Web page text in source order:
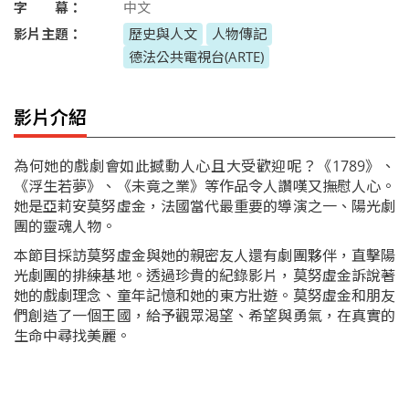
字 幕：
中文
影片主題：
歷史與人文
人物傳記
德法公共電視台(ARTE)
影片介紹
為何她的戲劇會如此撼動人心且大受歡迎呢？《1789》、
《浮生若夢》、《未竟之業》等作品令人讚嘆又撫慰人心。
她是亞莉安莫努虛金，法國當代最重要的導演之一、陽光劇
團的靈魂人物。
本節目採訪莫努虛金與她的親密友人還有劇團夥伴，直擊陽
光劇團的排練基地。透過珍貴的紀錄影片，莫努虛金訴說著
她的戲劇理念、童年記憶和她的東方壯遊。莫努虛金和朋友
們創造了一個王國，給予觀眾渴望、希望與勇氣，在真實的
生命中尋找美麗。